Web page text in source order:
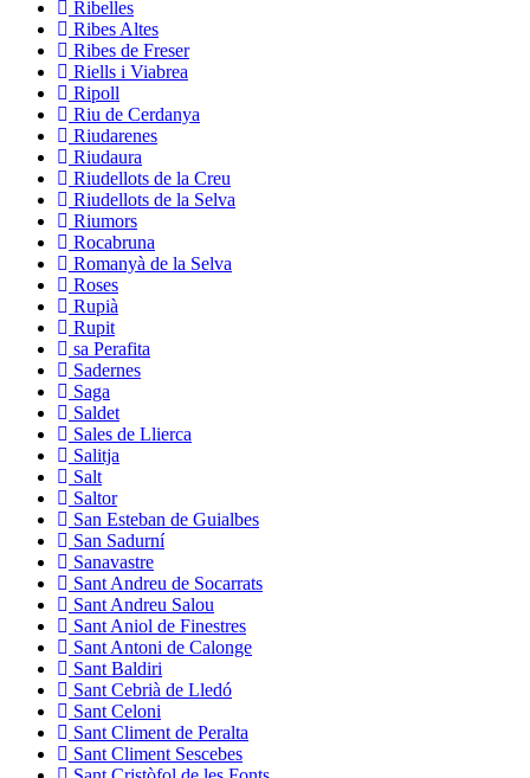
Ribelles
Ribes Altes
Ribes de Freser
Riells i Viabrea
Ripoll
Riu de Cerdanya
Riudarenes
Riudaura
Riudellots de la Creu
Riudellots de la Selva
Riumors
Rocabruna
Romanyà de la Selva
Roses
Rupià
Rupit
sa Perafita
Sadernes
Saga
Saldet
Sales de Llierca
Salitja
Salt
Saltor
San Esteban de Guialbes
San Sadurní
Sanavastre
Sant Andreu de Socarrats
Sant Andreu Salou
Sant Aniol de Finestres
Sant Antoni de Calonge
Sant Baldiri
Sant Cebrià de Lledó
Sant Celoni
Sant Climent de Peralta
Sant Climent Sescebes